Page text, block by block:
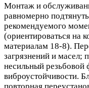
Монтаж и
равномерно
рекомендуемого
(ориентироваться на
материалам 18‑8).
загрязнений и масел;
несильный резьбовой
виброустойчивости.
повторная